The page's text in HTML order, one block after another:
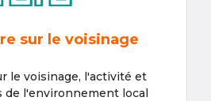
sur le voisinage
le voisinage, l'activité et
de l'environnement local